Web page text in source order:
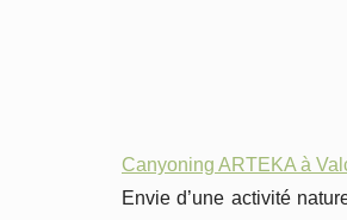
Canyoning ARTEKA à
Envie d’une activité